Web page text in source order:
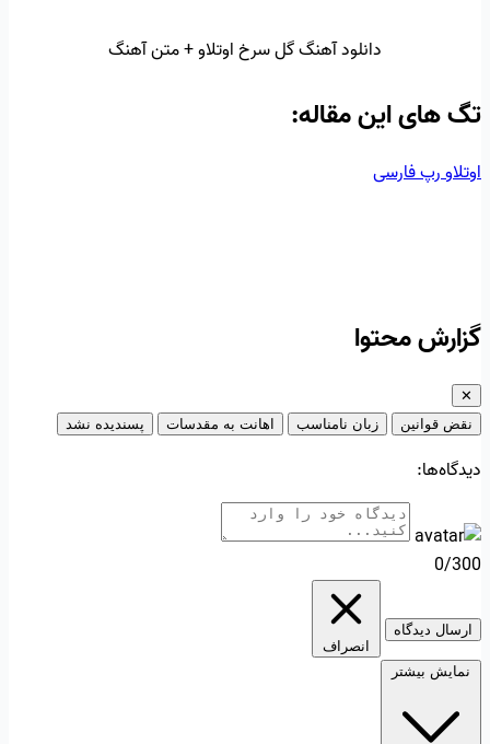
دانلود آهنگ گل سرخ اوتلاو + متن آهنگ
تگ‌ های این مقاله:
اوتلاورپ فارسی
گزارش محتوا
✕
نقض قوانین
زبان نامناسب اهانت به مقدسات پسندیده نشد
دیدگاه‌ها:
0/300
ارسال دیدگاه
انصراف
نمایش بیشتر